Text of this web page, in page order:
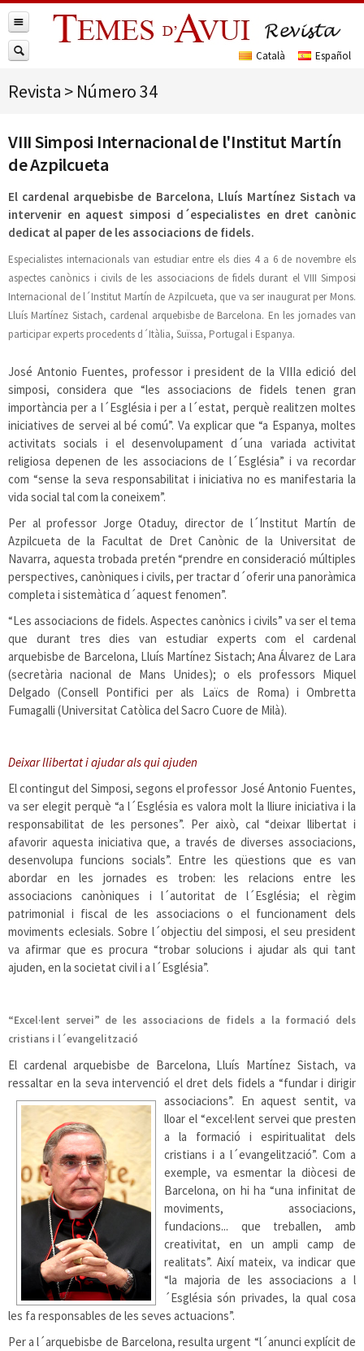
Revista > Número 34
VIII Simposi Internacional de l'Institut Martín
de Azpilcueta
El cardenal arquebisbe de Barcelona, Lluís Martínez Sistach va
intervenir en aquest simposi d´especialistes en dret canònic
dedicat al paper de les associacions de fidels.
Especialistes internacionals van estudiar entre els dies 4 a 6 de novembre els
aspectes canònics i civils de les associacions de fidels durant el VIII Simposi
Internacional de l´Institut Martín de Azpilcueta, que va ser inaugurat per Mons.
Lluís Martínez Sistach, cardenal arquebisbe de Barcelona. En les jornades van
participar experts procedents d´Itàlia, Suïssa, Portugal i Espanya.
José Antonio Fuentes, professor i president de la VIIIa edició del
simposi, considera que “les associacions de fidels tenen gran
importància per a l´Església i per a l´estat, perquè realitzen moltes
iniciatives de servei al bé comú”. Va explicar que “a Espanya, moltes
activitats socials i el desenvolupament d´una variada activitat
religiosa depenen de les associacions de l´Església” i va recordar
com “sense la seva responsabilitat i iniciativa no es manifestaria la
vida social tal com la coneixem”.
Per al professor Jorge Otaduy, director de l´Institut Martín de
Azpilcueta de la Facultat de Dret Canònic de la Universitat de
Navarra, aquesta trobada pretén “prendre en consideració múltiples
perspectives, canòniques i civils, per tractar d´oferir una panoràmica
completa i sistemàtica d´aquest fenomen”.
“Les associacions de fidels. Aspectes canònics i civils” va ser el tema
que durant tres dies van estudiar experts com el cardenal
arquebisbe de Barcelona, Lluís Martínez Sistach; Ana Álvarez de Lara
(secretària nacional de Mans Unides); o els professors Miquel
Delgado (Consell Pontifici per als Laïcs de Roma) i Ombretta
Fumagalli (Universitat Catòlica del Sacro Cuore de Milà).
Deixar llibertat i ajudar als qui ajuden
El contingut del Simposi, segons el professor José Antonio Fuentes,
va ser elegit perquè “a l´Església es valora molt la lliure iniciativa i la
responsabilitat de les persones”. Per això, cal “deixar llibertat i
afavorir aquesta iniciativa que, a través de diverses associacions,
desenvolupa funcions socials”. Entre les qüestions que es van
abordar en les jornades es troben: les relacions entre les
associacions canòniques i l´autoritat de l´Església; el règim
patrimonial i fiscal de les associacions o el funcionament dels
moviments eclesials. Sobre l´objectiu del simposi, el seu president
va afirmar que es procura “trobar solucions i ajudar als qui tant
ajuden, en la societat civil i a l´Església”.
“Excel·lent servei” de les associacions de fidels a la formació dels
cristians i l´evangelització
El cardenal arquebisbe de Barcelona, Lluís Martínez Sistach, va
ressaltar en la seva intervenció el dret dels fidels a “fundar i dirigir
associacions”. En aquest sentit, va
lloar el “excel·lent servei que presten
a la formació i espiritualitat dels
cristians i a l´evangelització”. Com a
exemple, va esmentar la diòcesi de
Barcelona, on hi ha “una infinitat de
moviments, associacions,
fundacions... que treballen, amb
creativitat, en un ampli camp de
realitats”. Així mateix, va indicar que
“la majoria de les associacions a l
´Església són privades, la qual cosa
les fa responsables de les seves actuacions”.
Per a l´arquebisbe de Barcelona, resulta urgent “l´anunci explícit de